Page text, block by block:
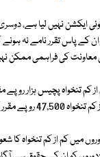
نہیں لیا ہے، دوسری
ان کے پاس تقرر نامے نہ
کی فراہمی ممکن
کم تنخواہ پچیس ہزار
کی جائے۔
میں کم از کم تنخواہ کا